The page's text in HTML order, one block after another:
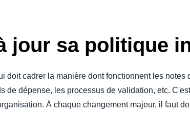
jour sa politique
doit cadrer la manière dont fonctionnent les notes
de dépense, les processus de validation, etc.
À chaque changement majeur, il faut